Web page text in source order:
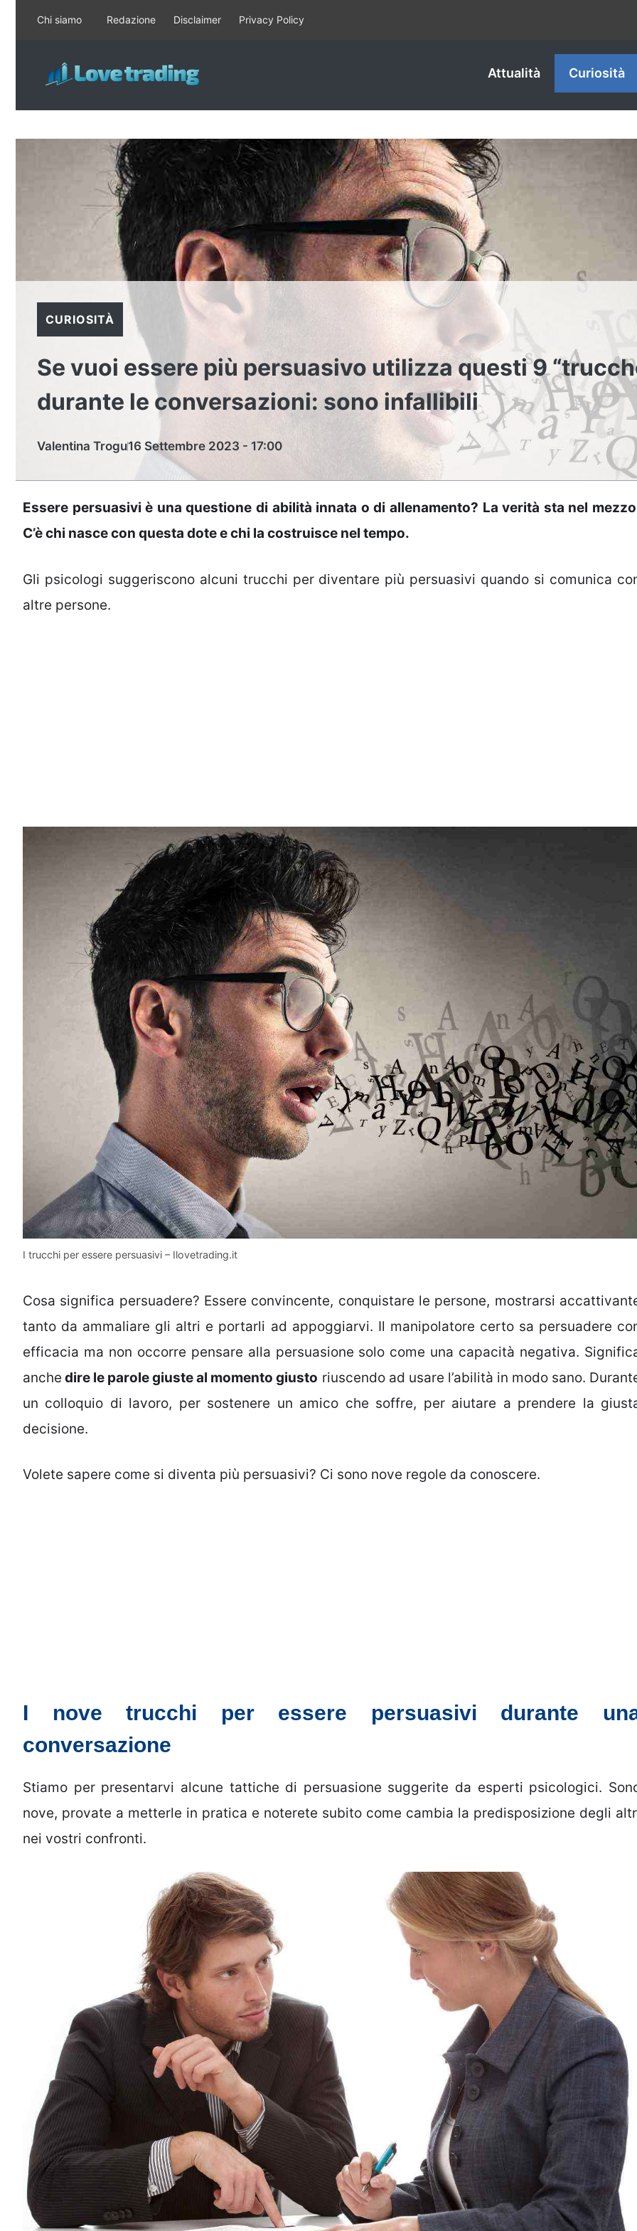
contenuto
Chi siamo Redazione Disclaimer Privacy Policy
Attualità Curiosità
CURIOSITÀ
Se vuoi essere più persuasivo utilizza questi 9
durante le conversazioni: sono infallibili
Valentina Trogu16 Settembre 2023 - 17:00
Essere persuasivi è una questione di abilità innata o di allenamento? La verità sta nel
C’è chi nasce con questa dote e chi la costruisce nel tempo.
Gli psicologi suggeriscono alcuni trucchi per diventare più persuasivi quando si comunica
altre persone.
I trucchi per essere persuasivi – Ilovetrading.it
Cosa significa persuadere? Essere convincente, conquistare le persone, mostrarsi
tanto da ammaliare gli altri e portarli ad appoggiarvi. Il manipolatore certo sa persuadere
efficacia ma non occorre pensare alla persuasione solo come una capacità negativa.
anche dire le parole giuste al momento giusto riuscendo ad usare l’abilità in modo sano.
un colloquio di lavoro, per sostenere un amico che soffre, per aiutare a prendere la
decisione.
Volete sapere come si diventa più persuasivi? Ci sono nove regole da conoscere.
I nove trucchi per essere persuasivi durante
conversazione
Stiamo per presentarvi alcune tattiche di persuasione suggerite da esperti psicologici.
nove, provate a metterle in pratica e noterete subito come cambia la predisposizione degli
nei vostri confronti.